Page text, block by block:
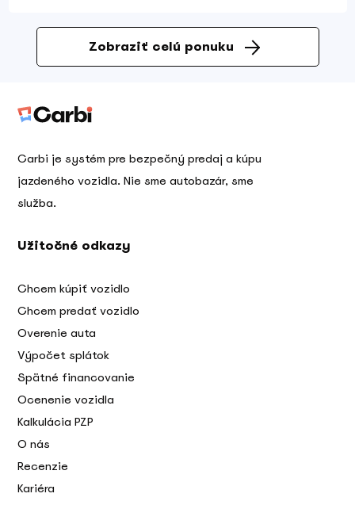
Zobraziť celú ponuku
Carbi je systém pre bezpečný predaj a kúpu
jazdeného vozidla. Nie sme autobazár, sme
služba.
Užitočné odkazy
Chcem kúpiť vozidlo
Chcem predať vozidlo
Overenie auta
Výpočet splátok
Spätné financovanie
Ocenenie vozidla
Kalkulácia PZP
O nás
Recenzie
Kariéra